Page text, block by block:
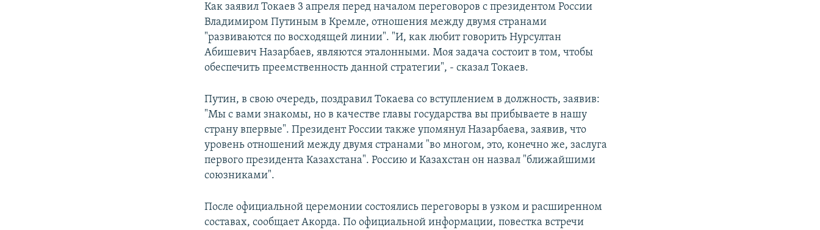
Как заявил Токаев 3 апреля перед началом переговоров с президентом России
Владимиром Путиным в Кремле, отношения между двумя странами
"развиваются по восходящей линии". "И, как любит говорить Нурсултан
Абишевич Назарбаев, являются эталонными. Моя задача состоит в том, чтобы
обеспечить преемственность данной стратегии", - сказал Токаев.
Путин, в свою очередь, поздравил Токаева со вступлением в должность, заявив:
"Мы с вами знакомы, но в качестве главы государства вы прибываете в нашу
страну впервые". Президент России также упомянул Назарбаева, заявив, что
уровень отношений между двумя странами "во многом, это, конечно же, заслуга
первого президента Казахстана". Россию и Казахстан он назвал "ближайшими
союзниками".
После официальной церемонии состоялись переговоры в узком и расширенном
составах, сообщает Акорда. По официальной информации, повестка встречи